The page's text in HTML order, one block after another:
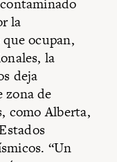
la
ocupan,
la
deja
zona de
como Alberta,
“Un